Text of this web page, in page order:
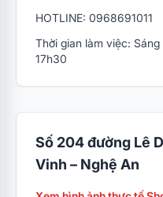
HOTLINE: 0968691011
Thời gian làm việc:
17h30
Số 204 đường Lê
Vinh – Nghệ An